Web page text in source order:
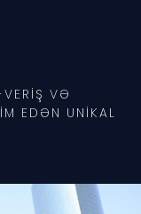
VƏ
EDƏN UNIKAL